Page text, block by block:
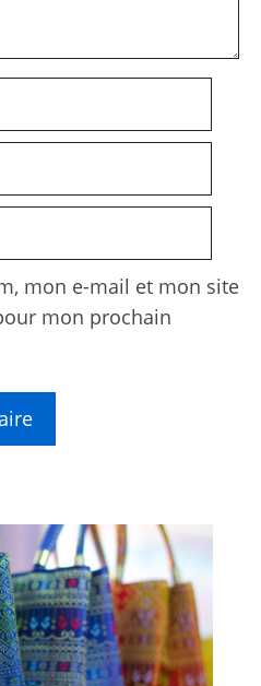
mon e-mail et mon site
mon prochain